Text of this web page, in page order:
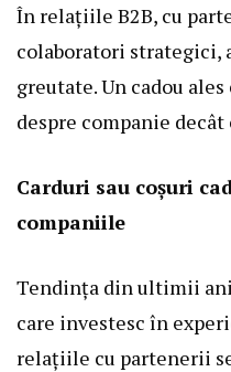
În relațiile B2B, cu
colaboratori strategici,
greutate. Un cadou
despre companie
Carduri sau coșuri
companiile
Tendința din ultimii
care investesc în
relațiile cu partenerii